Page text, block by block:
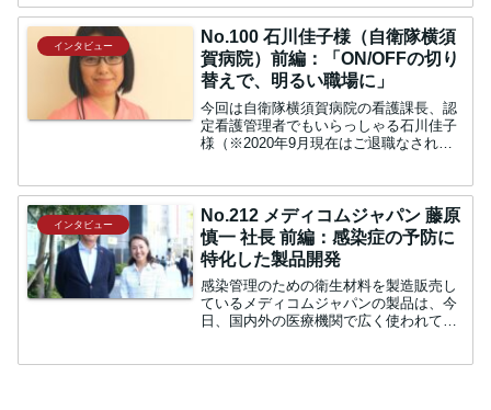
は、足利赤十字病院院長の小松本悟先生
にお話をお伺います。...
インタビュー
No.100 石川佳子様（自衛隊横須
賀病院）前編：「ON/OFFの切り
替えで、明るい職場に」
今回は自衛隊横須賀病院の看護課長、認
定看護管理者でもいらっしゃる石川佳子
様（※2020年9月現在はご退職なされて
衛隊横須賀病院の魅力に迫ります。看護
師の温かい手看護師を...
インタビュー
No.212 メディコムジャパン 藤原
慎一 社長 前編：感染症の予防に
特化した製品開発
感染管理のための衛生材料を製造販売し
ているメディコムジャパンの製品は、今
日、国内外の医療機関で広く使われてい